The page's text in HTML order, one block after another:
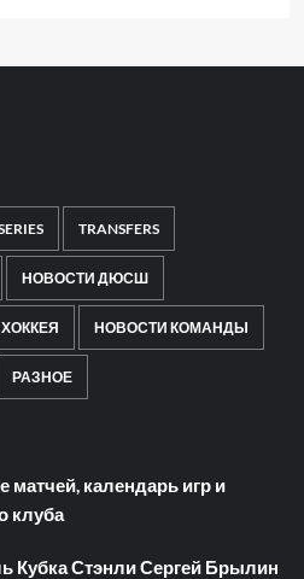
TRANSFERS
НОВОСТИ ДЮСШ
НОВОСТИ КОМАНДЫ
РАЗНОЕ
матчей, календарь игр и
клуба
Кубка Стэнли Сергей Брылин